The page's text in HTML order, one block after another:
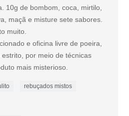
10g de bombom, coca, mirtilo,
maçã e misture sete sabores.
muito.
e oficina livre de poeira,
por meio de técnicas
mais misterioso.
rebuçados mistos